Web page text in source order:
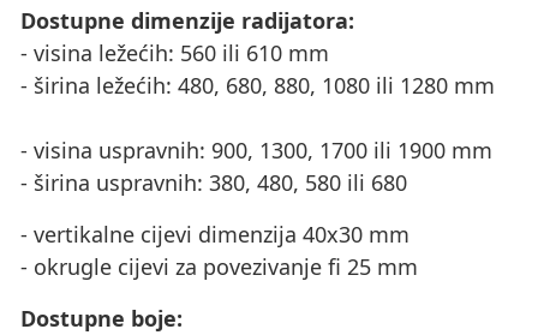
Dostupne dimenzije radijatora:
- visina ležećih: 560 ili 610 mm
- širina ležećih: 480, 680, 880, 1080 ili 1280 mm
- visina uspravnih: 900, 1300, 1700 ili 1900 mm
- širina uspravnih: 380, 480, 580 ili 680
- vertikalne cijevi dimenzija 40x30 mm
- okrugle cijevi za povezivanje fi 25 mm
Dostupne boje: